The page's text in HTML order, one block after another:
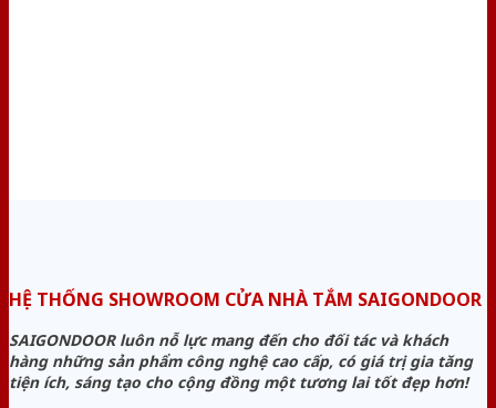
HỆ THỐNG SHOWROOM CỬA NHÀ TẮM SAIGONDOOR
SAIGONDOOR luôn nỗ lực mang đến cho đối tác và khách
hàng những sản phẩm công nghệ cao cấp, có giá trị gia tăng
tiện ích, sáng tạo cho cộng đồng một tương lai tốt đẹp hơn!